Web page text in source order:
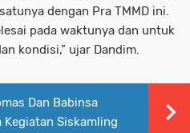
dengan Pra TMMD ini.
pada waktunya dan untuk
kondisi,” ujar Dandim.
Dan Babinsa
Siskamling